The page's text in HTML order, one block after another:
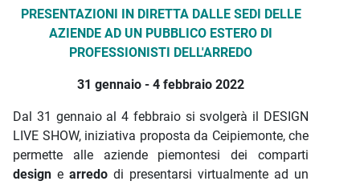
PRESENTAZIONI IN DIRETTA DALLE SEDI DELLE
AZIENDE AD UN PUBBLICO ESTERO DI
PROFESSIONISTI DELL'ARREDO
31 gennaio - 4 febbraio 2022
Dal 31 gennaio al 4 febbraio si svolgerà il DESIGN
LIVE SHOW, iniziativa proposta da Ceipiemonte, che
permette alle aziende piemontesi dei comparti
design e arredo di presentarsi virtualmente ad un